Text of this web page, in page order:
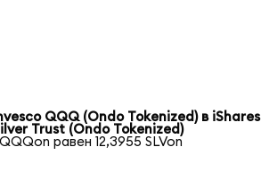
QQQ (Ondo Tokenized) в iShares
Trust (Ondo Tokenized)
QQQon равен 12,3955 SLVon